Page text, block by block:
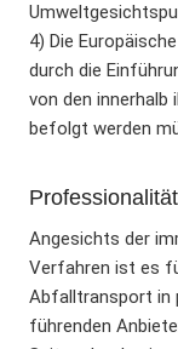
4) Die
durch die
von den innerhalb
befolgt werden
Angesichts der
Verfahren ist es
Abfalltransport in
führenden